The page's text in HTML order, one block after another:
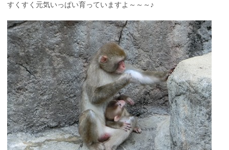
すくすく元気いっぱい育っていますよ～～～♪